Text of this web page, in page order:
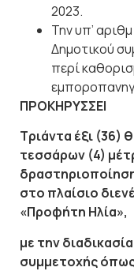
2023.
Την υπ’
Δημοτικού
περί
ΠΡΟΚΗΡΥΣΣΕΙ
Τριάντα έξι (36)
τεσσάρων (4)
στο πλαίσιο
«Προφήτη Ηλία»,
με την
συμμετοχής